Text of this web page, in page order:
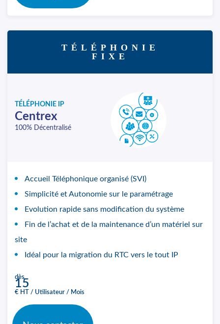
TÉLÉPHONIE
FIXE
TÉLÉPHONIE IP
Centrex
100% Décentralisé
Accueil Téléphonique organisé (SVI)
Simplicité et Autonomie sur le paramétrage
Evolution rapide sans modification du système
Fin de l’achat et de la maintenance d’un matériel sur
site
Idéal pour la migration du RTC vers le tout IP
dès
15
€ HT / Utilisateur / Mois